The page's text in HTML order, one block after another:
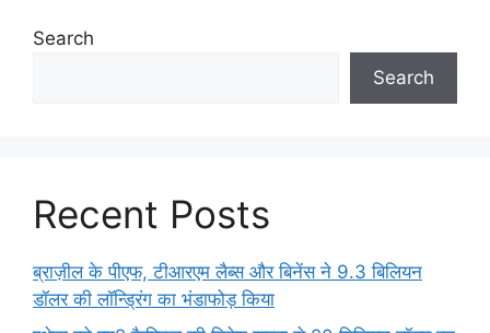
Search
Search
Recent Posts
ब्राज़ील के पीएफ, टीआरएम लैब्स और बिनेंस ने 9.3 बिलियन
डॉलर की लॉन्ड्रिंग का भंडाफोड़ किया